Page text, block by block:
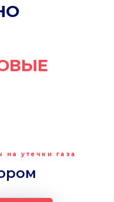
на утечки газа